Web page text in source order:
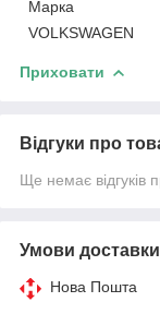
Марка
VOLKSWAGEN
Приховати
Відгуки про
Ще немає відгуків
Умови доставки
Нова Пошта